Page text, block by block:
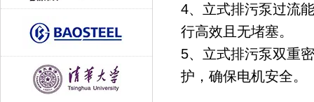
4、立式排污泵过流
行高效且无堵塞。
5、立式排污泵双重
护，确保电机安全。